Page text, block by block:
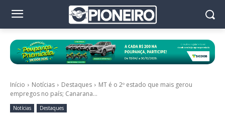
Início Notícias Destaques
MT é o 2º estado que mais gerou
empregos no país; Canarana...
Notícias Destaques